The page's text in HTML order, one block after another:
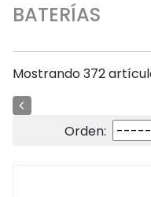
BATERÍAS
Mostrando 372
Orden: